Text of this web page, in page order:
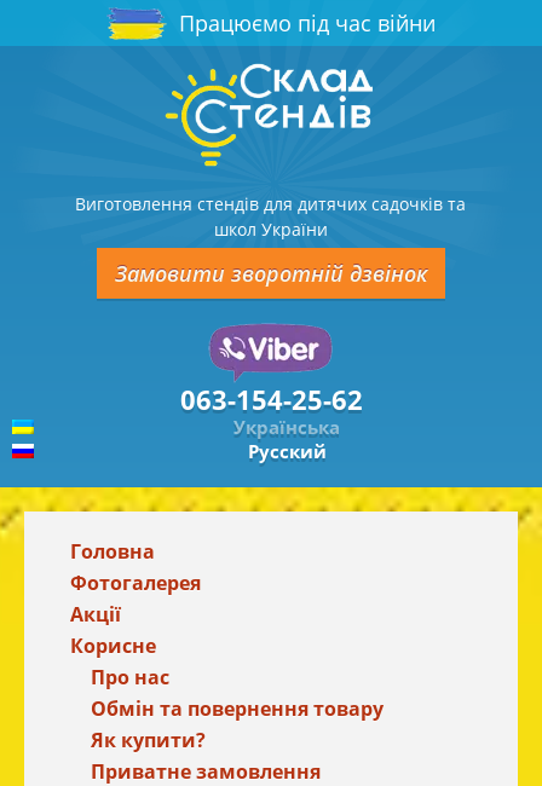
Працюємо під час війни
Виготовлення стендів для дитячих садочків та
школ України
Замовити зворотній дзвінок
063-154-25-62
Українська
Русский
Головна
Фотогалерея
Акції
Корисне
Про нас
Обмін та повернення товару
Як купити?
Приватне замовлення